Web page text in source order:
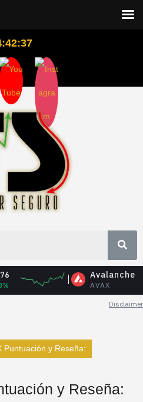
Avalanche
AVAX
$USD
Disclaimer
Puntuación y Reseña:
y Reseña: